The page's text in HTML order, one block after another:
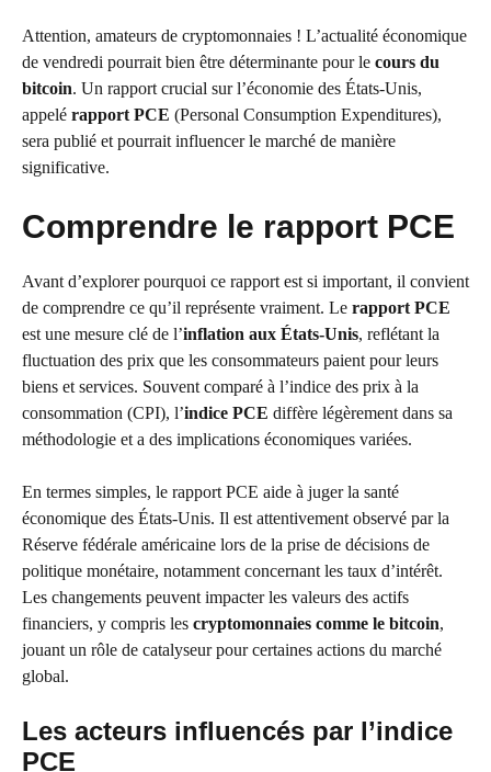
Attention, amateurs de cryptomonnaies ! L’actualité économique
de vendredi pourrait bien être déterminante pour le cours du
bitcoin. Un rapport crucial sur l’économie des États-Unis,
appelé rapport PCE (Personal Consumption Expenditures),
sera publié et pourrait influencer le marché de manière
significative.
Comprendre le rapport PCE
Avant d’explorer pourquoi ce rapport est si important, il convient
de comprendre ce qu’il représente vraiment. Le rapport PCE
est une mesure clé de l’inflation aux États-Unis, reflétant la
fluctuation des prix que les consommateurs paient pour leurs
biens et services. Souvent comparé à l’indice des prix à la
consommation (CPI), l’indice PCE diffère légèrement dans sa
méthodologie et a des implications économiques variées.
En termes simples, le rapport PCE aide à juger la santé
économique des États-Unis. Il est attentivement observé par la
Réserve fédérale américaine lors de la prise de décisions de
politique monétaire, notamment concernant les taux d’intérêt.
Les changements peuvent impacter les valeurs des actifs
financiers, y compris les cryptomonnaies comme le bitcoin,
jouant un rôle de catalyseur pour certaines actions du marché
global.
Les acteurs influencés par l’indice
PCE